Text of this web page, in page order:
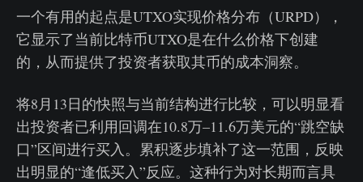
一个有用的起点是UTXO实现价格分布（URPD），
它显示了当前比特币UTXO是在什么价格下创建
的，从而提供了投资者获取其币的成本洞察。
将8月13日的快照与当前结构进行比较，可以明显看
出投资者已利用回调在10.8万–11.6万美元的“跳空缺
口”区间进行买入。累积逐步填补了这一范围，反映
出明显的“逢低买入”反应。这种行为对长期而言具